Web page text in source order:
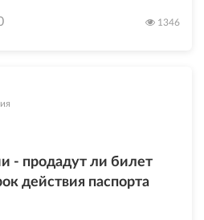
1346
- продадут ли билет
действия паспорта